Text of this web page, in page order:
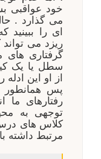
خود عواقبی
می گذارد .‌
ای را ببینید
ریزد می
گرفتاری
سطل یا یک
از او این
پس همانطور
رفتارهای ما
توجهی به
کلاس های
مرتبط داشته